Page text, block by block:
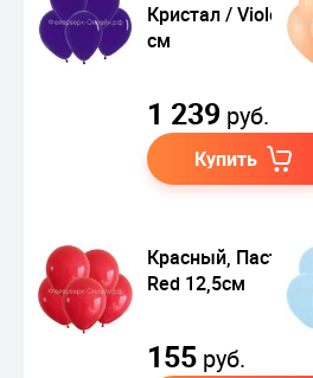
Кристал / Violet 30
см
1 239 руб.
Купить
Красный, Пастель /
Red 12,5см
155 руб.